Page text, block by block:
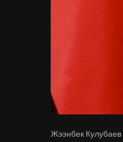
Жээнбек Кулубаев